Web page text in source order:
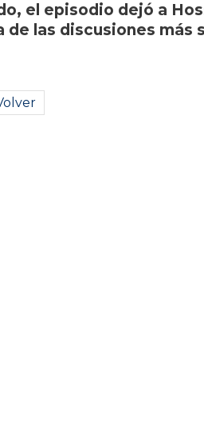
el episodio dejó a
de las discusiones más